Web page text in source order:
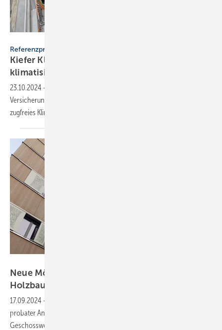
Referenzprojekt
Kiefer Klimatechnik: 7300 m
klimatisieren
23.10.2024 -
Versicherungsgruppe in Stuttgart mit energieeffizienter Technik für
zugfreies Klima
Neue Möglichkeiten für Brandschutz im
Holzbau bis GK
17.09.2024 -
probater Ansatz, den wirtschaftlichen seriellen
Geschosswohnungsbau voranzubringen. Auch weil dank